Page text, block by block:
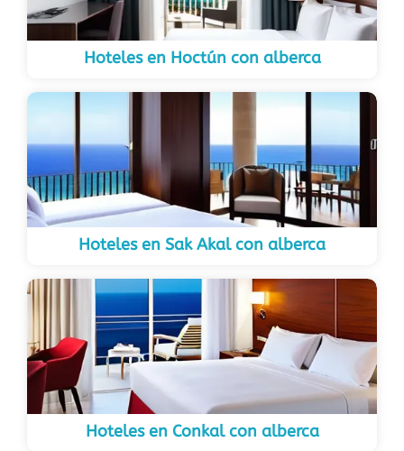
Hoteles en Hoctún con alberca
Hoteles en Sak Akal con alberca
Hoteles en Conkal con alberca